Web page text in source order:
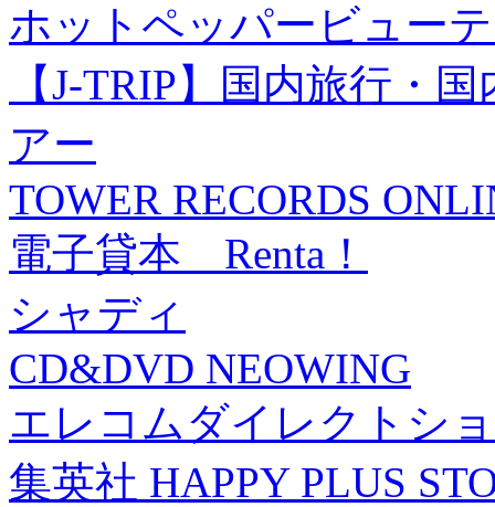
ホットペッパービュー
【J-TRIP】国内旅行・
アー
TOWER RECORDS
電子貸本 Renta！
シャディ
CD&DVD NEOWING
エレコムダイレクトシ
集英社 HAPPY PLUS